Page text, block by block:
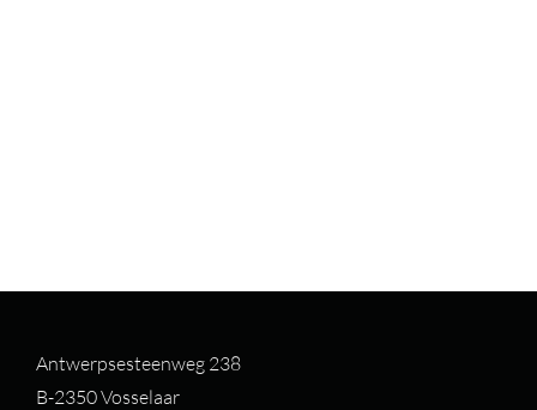
Antwerpsesteenweg 238
B-2350 Vosselaar